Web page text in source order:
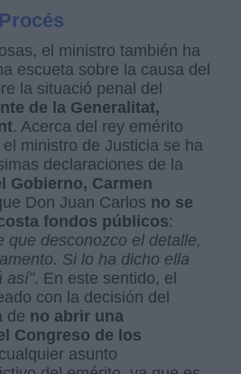
el ministro también ha
escueta sobre la causa del
la situació penal del
de la Generalitat,
. Acerca del rey emérito
ministro de Justicia se ha
declaraciones de la
Gobierno, Carmen
Don Juan Carlos no se
fondos públicos:
que desconozco el detalle,
Si lo ha dicho ella
así”. En este sentido, el
con la decisión del
de no abrir una
Congreso de los
asunto